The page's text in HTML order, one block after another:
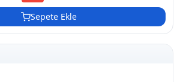
Sepete Ekle